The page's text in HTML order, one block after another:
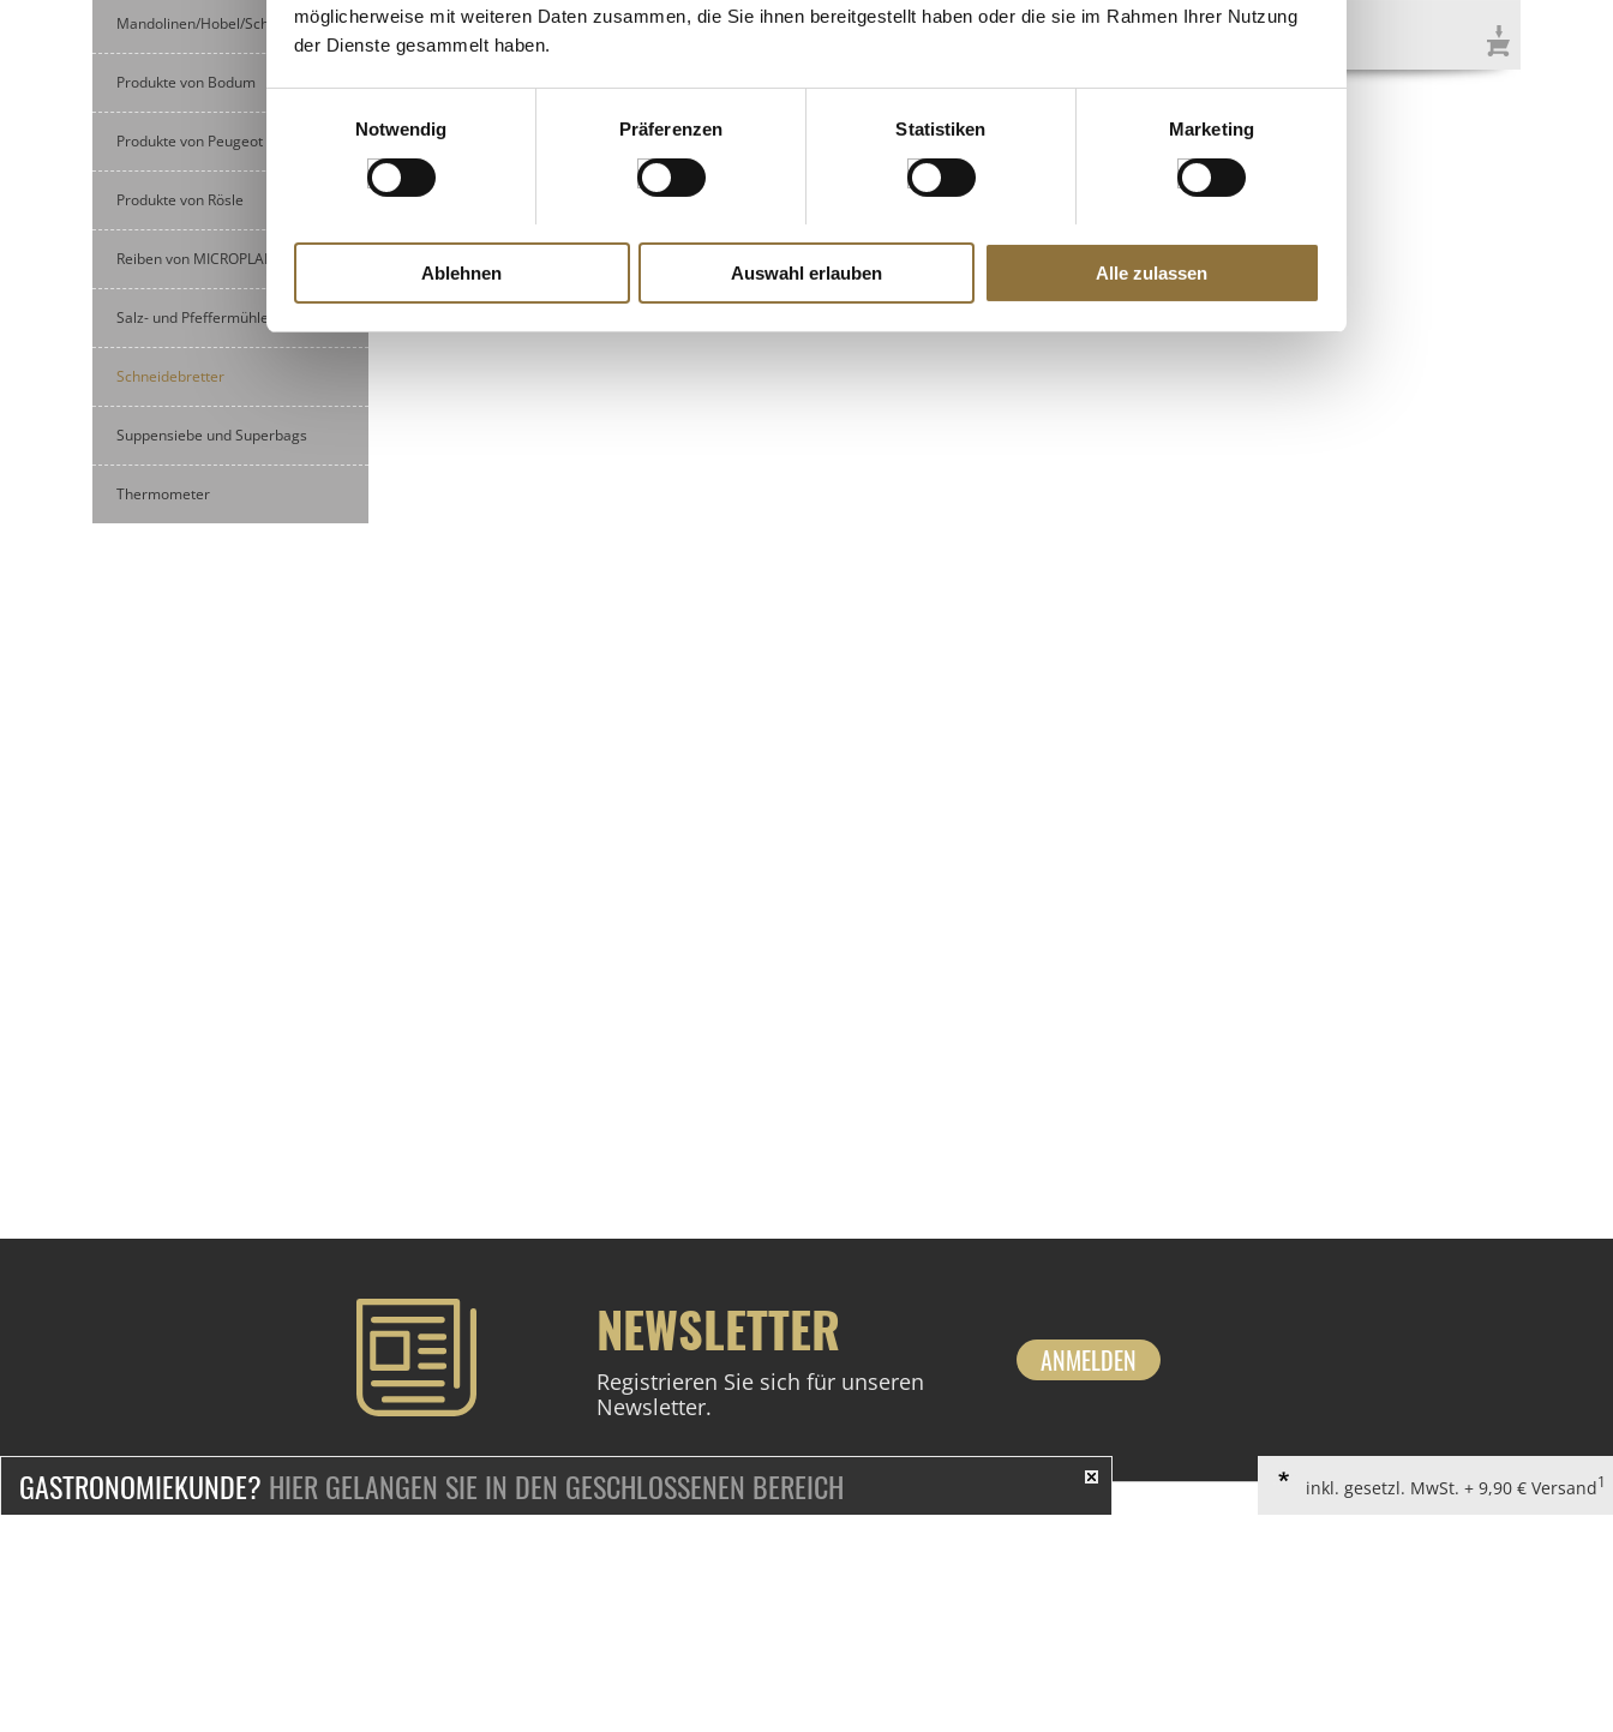
möglicherweise mit weiteren Daten zusammen, die Sie ihnen bereitgestellt haben oder die sie im Rahmen Ihrer Nutzung
der Dienste gesammelt haben.
Notwendig
Präferenzen Statistiken Marketing
Ablehnen Auswahl erlauben Alle zulassen
Mandolinen/Hobel/Schneider
Produkte von Bodum
Produkte von Peugeot
Produkte von Rösle
Reiben von MICROPLANE
Salz- und Pfeffermühlen
Schneidebretter
Suppensiebe und Superbags
Thermometer
€ 4,84
€ 8,52/ Liter
€ 12,65
€ 27,95
€ 4,27
NEWSLETTER
Registrieren Sie sich für unseren
Newsletter.
ANMELDEN
GASTRONOMIEKUNDE? HIER GELANGEN SIE IN DEN GESCHLOSSENEN BEREICH inkl. gesetzl. MwSt. + 9,90 € Versand1